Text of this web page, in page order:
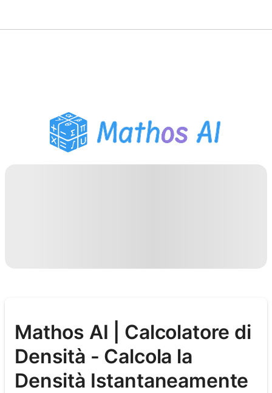
Assistente Compiti PDF
Strumenti di studio
Mathos AI | Calcolatore di
Densità - Calcola la
Densità Istantaneamente